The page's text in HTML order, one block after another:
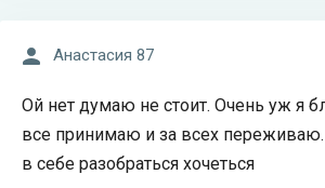
Анастасия 87
Ой нет думаю не стоит. Очень уж я
все принимаю и за всех
в себе разобраться хочеться